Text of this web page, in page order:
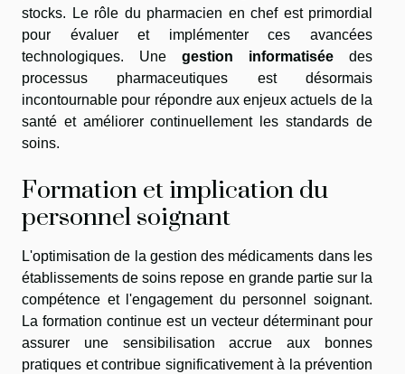
stocks. Le rôle du pharmacien en chef est primordial
pour évaluer et implémenter ces avancées
technologiques. Une gestion informatisée des
processus pharmaceutiques est désormais
incontournable pour répondre aux enjeux actuels de la
santé et améliorer continuellement les standards de
soins.
Formation et implication du
personnel soignant
L'optimisation de la gestion des médicaments dans les
établissements de soins repose en grande partie sur la
compétence et l'engagement du personnel soignant.
La formation continue est un vecteur déterminant pour
assurer une sensibilisation accrue aux bonnes
pratiques et contribue significativement à la prévention